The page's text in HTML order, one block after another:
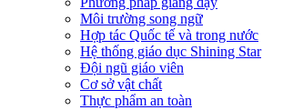
Môi trường song ngữ
Hợp tác Quốc tế và trong nước
Hệ thống giáo dục Shining Star
Đội ngũ giáo viên
Cơ sở vật chất
Thực phẩm an toàn